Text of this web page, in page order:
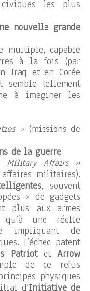
les plus
nouvelle grande
multiple, capable
à la fois (par
Iraq et en Corée
semble tellement
à imaginer les
» (missions de
de la guerre
Military Affairs »
militaires).
, souvent
» de gadgets
plus aux armes
une réelle
impliquant de
L’échec patent
Patriotet Arrow
de ce refus
physiques
d’Initiative de